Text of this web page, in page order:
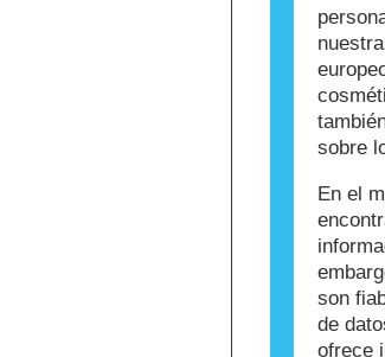
sea
sobre
En el
son
de
ofrece